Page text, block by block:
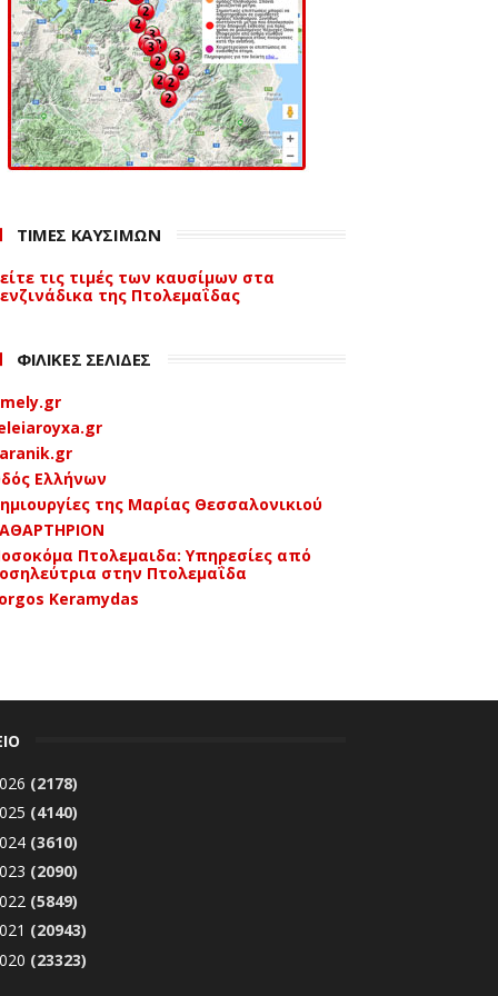
ΤΙΜΕΣ ΚΑΥΣΙΜΩΝ
τις τιμές των καυσίμων στα
της Πτολεμαΐδας
ΦΙΛΙΚΕΣ ΣΕΛΙΔΕΣ
Ελλήνων
της Μαρίας Θεσσαλονικιού
Πτολεμαιδα: Υπηρεσίες από
στην Πτολεμαΐδα
Keramydas
(2178)
(4140)
(3610)
(2090)
(5849)
(20943)
(23323)